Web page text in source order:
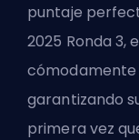
puntaje
2025 Ronda 3,
cómodamente
garantizando
primera vez